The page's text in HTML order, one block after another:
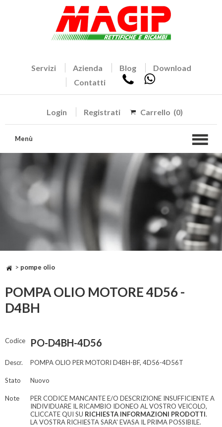
Servizi Azienda Blog
Download
Contatti
Login Registrati Carrello (0)
Menù
> pompe olio
POMPA OLIO MOTORE 4D56 -
D4BH
Codice PO-D4BH-4D56
Descr. POMPA OLIO PER MOTORI D4BH-BF, 4D56-4D56T
Stato Nuovo
Note
PER CODICE MANCANTE E/O DESCRIZIONE INSUFFICIENTE A
INDIVIDUARE IL RICAMBIO IDONEO AL VOSTRO VEICOLO,
CLICCATE QUI SU RICHIESTA INFORMAZIONI PRODOTTI.
LA VOSTRA RICHIESTA SARA' EVASA IL PRIMA POSSIBILE.